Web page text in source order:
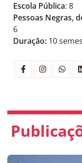
Escola Pública: 8
Pessoas Negras,
6
Duração: 10